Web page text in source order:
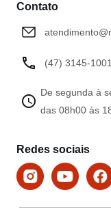
Contato
(47) 3145-1001
De segunda à
das 08h00 às
Redes sociais